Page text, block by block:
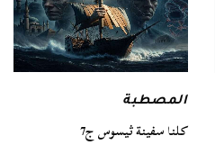
المصطبة
كلنا سفينة ثيسوس ج7